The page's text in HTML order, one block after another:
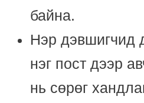
байна.
Нэр дэвшигчид
нэг пост дээр
нь сөрөг